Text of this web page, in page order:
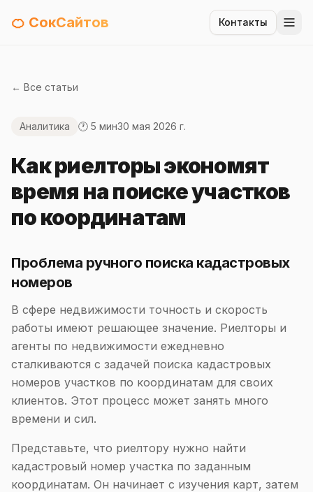
🍊 СокСайтов Контакты
← Все статьи
Аналитика 🕐 5 мин30 мая 2026 г.
Как риелторы экономят
время на поиске участков
по координатам
Проблема ручного поиска кадастровых
номеров
В сфере недвижимости точность и скорость
работы имеют решающее значение. Риелторы и
агенты по недвижимости ежедневно
сталкиваются с задачей поиска кадастровых
номеров участков по координатам для своих
клиентов. Этот процесс может занять много
времени и сил.
Представьте, что риелтору нужно найти
кадастровый номер участка по заданным
координатам. Он начинает с изучения карт, затем